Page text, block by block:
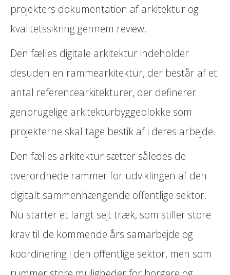
projekters dokumentation af arkitektur og
kvalitetssikring gennem review.
Den fælles digitale arkitektur indeholder
desuden en rammearkitektur, der består af et
antal referencearkitekturer, der definerer
genbrugelige arkitekturbyggeblokke som
projekterne skal tage bestik af i deres arbejde.
Den fælles arkitektur sætter således de
overordnede rammer for udviklingen af den
digitalt sammenhængende offentlige sektor.
Nu starter et langt sejt træk, som stiller store
krav til de kommende års samarbejde og
koordinering i den offentlige sektor, men som